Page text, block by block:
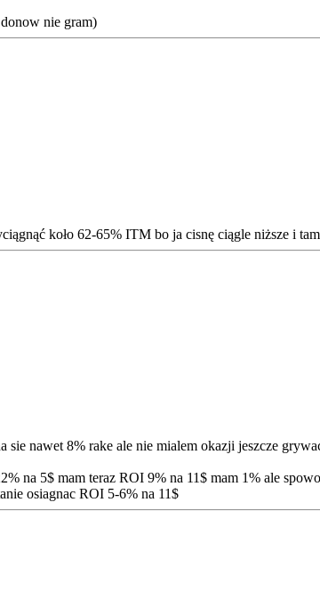
nie gram)
koło 62-65% ITM bo ja cisnę ciągle niższe i tam
sie nawet 8% rake ale nie mialem okazji jeszcze
na 5$ mam teraz ROI 9% na 11$ mam 1% ale
osiagnac ROI 5-6% na 11$